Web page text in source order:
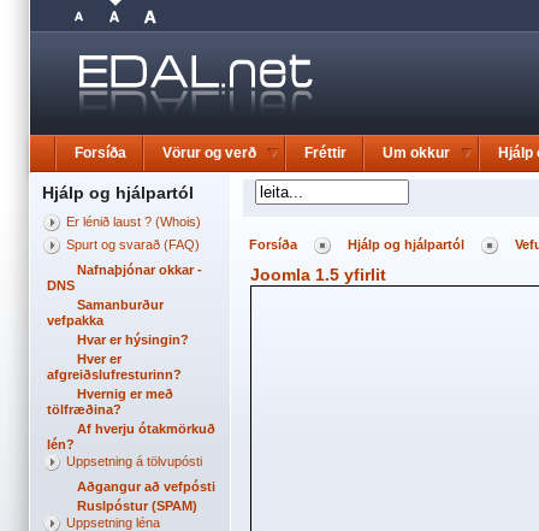
Forsíða Vörur og verð Fréttir Um okkur Hjálp
Hjálp og hjálpartól
Er lénið laust ? (Whois)
Spurt og svarað (FAQ)
Nafnaþjónar okkar -
DNS
Samanburður
vefpakka
Hvar er hýsingin?
Hver er
afgreiðslufresturinn?
Hvernig er með
tölfræðina?
Af hverju ótakmörkuð
lén?
Uppsetning á tölvupósti
Aðgangur að vefpósti
Ruslpóstur (SPAM)
Uppsetning léna
Forsíða Hjálp og hjálpartól
Joomla 1.5 yfirlit